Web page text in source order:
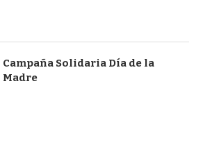
Campaña Solidaria Día de la
Madre